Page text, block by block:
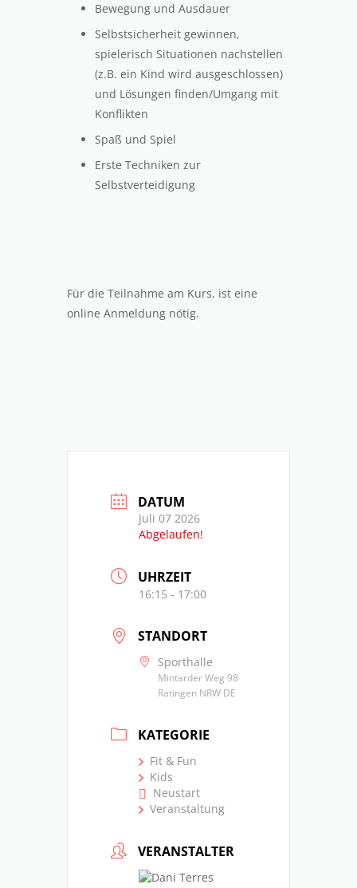
Bewegung und Ausdauer
Selbstsicherheit gewinnen,
spielerisch Situationen nachstellen
(z.B. ein Kind wird ausgeschlossen)
und Lösungen finden/Umgang mit
Konflikten
Spaß und Spiel
Erste Techniken zur
Selbstverteidigung
Für die Teilnahme am Kurs, ist eine
online Anmeldung nötig.
DATUM
Juli 07 2026
Abgelaufen!
UHRZEIT
16:15 - 17:00
STANDORT
Sporthalle
Mintarder Weg 98
Ratingen NRW DE
KATEGORIE
Fit & Fun
Kids
Neustart
Veranstaltung
VERANSTALTER